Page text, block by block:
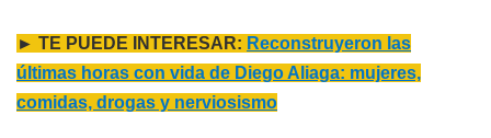
► TE PUEDE INTERESAR: Reconstruyeron las
últimas horas con vida de Diego Aliaga: mujeres,
comidas, drogas y nerviosismo